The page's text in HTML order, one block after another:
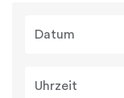
Datum
Uhrzeit